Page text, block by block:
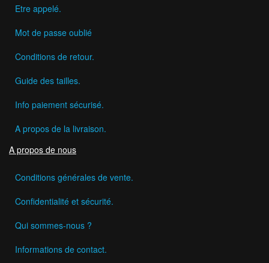
Etre appelé.
Mot de passe oublié
Conditions de retour.
Guide des tailles.
Info paiement sécurisé.
A propos de la livraison.
A propos de nous
Conditions générales de vente.
Confidentialité et sécurité.
Qui sommes-nous ?
Informations de contact.